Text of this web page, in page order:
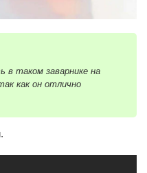
в таком заварнике на
как он отлично